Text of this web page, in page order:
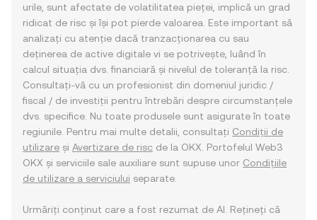
urile, sunt afectate de volatilitatea pieței, implică un grad
ridicat de risc și își pot pierde valoarea. Este important să
analizați cu atenție dacă tranzacționarea cu sau
deținerea de active digitale vi se potrivește, luând în
calcul situația dvs. financiară și nivelul de toleranță la risc.
Consultați-vă cu un profesionist din domeniul juridic /
fiscal / de investiții pentru întrebări despre circumstanțele
dvs. specifice. Nu toate produsele sunt asigurate în toate
regiunile. Pentru mai multe detalii, consultați Condiții de
utilizare și Avertizare de risc de la OKX. Portofelul Web3
OKX și serviciile sale auxiliare sunt supuse unor Condițiile
de utilizare a serviciului separate.
Urmăriți conținut care a fost rezumat de AI. Rețineți că